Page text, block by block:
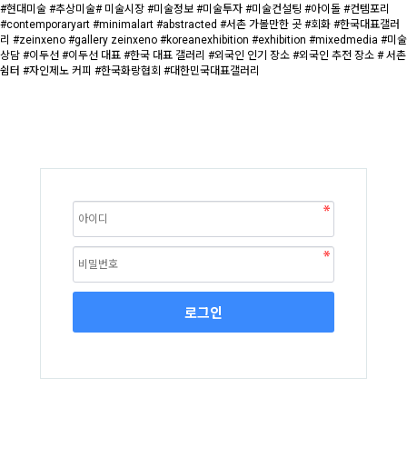
#현대미술 #추상미술# 미술시장 #미술정보 #미술투자 #미술컨설팅 #아이돌 #컨템포리
#contemporaryart #minimalart #abstracted #서촌 가볼만한 곳 #회화 #한국대표갤러
리 #zeinxeno #gallery zeinxeno #koreanexhibition #exhibition #mixedmedia #미술
상담 #이두선 #이두선 대표 #한국 대표 갤러리 #외국인 인기 장소 #외국인 추전 장소 # 서촌
쉼터 #자인제노 커피 #한국화랑협회 #대한민국대표갤러리
로그인